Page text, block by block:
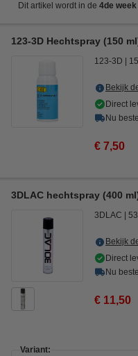
Dit artikel wordt in de 4de week
123-3D Hechtspray (150
123-3D
Bekijk
Direct
Nu
€ 7,50
3DLAC hechtspray (400
3DLAC
Bekijk
Direct
Nu
€ 11,50
Variant: